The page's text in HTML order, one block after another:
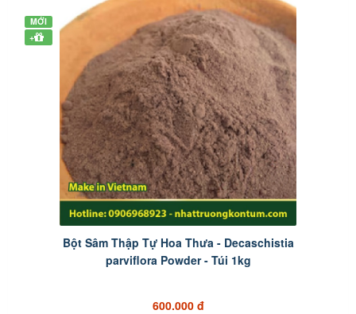
MỚI
+
Bột Sâm Thập Tự Hoa Thưa - Decaschistia
parviflora Powder - Túi 1kg
600.000 đ